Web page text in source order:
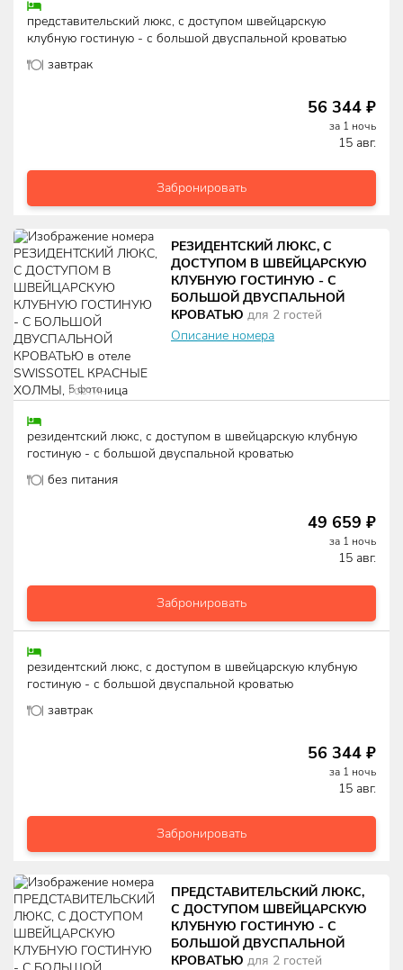
представительский люкс, с доступом швейцарскую
клубную гостиную - с большой двуспальной кроватью
завтрак
56 344 ₽
за 1 ночь
15 авг.
Забронировать
5фото
РЕЗИДЕНТСКИЙ ЛЮКС, С
ДОСТУПОМ В ШВЕЙЦАРСКУЮ
КЛУБНУЮ ГОСТИНУЮ - С
БОЛЬШОЙ ДВУСПАЛЬНОЙ
КРОВАТЬЮ для 2 гостей
Описание номера
резидентский люкс, с доступом в швейцарскую клубную
гостиную - с большой двуспальной кроватью
без питания
49 659 ₽
за 1 ночь
15 авг.
Забронировать
резидентский люкс, с доступом в швейцарскую клубную
гостиную - с большой двуспальной кроватью
завтрак
56 344 ₽
за 1 ночь
15 авг.
Забронировать
ПРЕДСТАВИТЕЛЬСКИЙ ЛЮКС,
С ДОСТУПОМ ШВЕЙЦАРСКУЮ
КЛУБНУЮ ГОСТИНУЮ - С
БОЛЬШОЙ ДВУСПАЛЬНОЙ
КРОВАТЬЮ для 2 гостей